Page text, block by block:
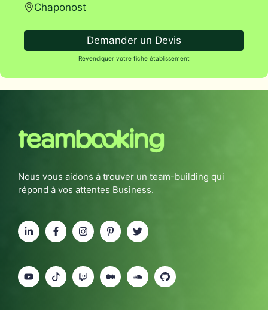
Chaponost
Demander un Devis
Revendiquer votre fiche établissement
Nous vous aidons à trouver un team-building qui
répond à vos attentes Business.